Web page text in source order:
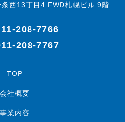
西13丁目4 FWD札幌ビル 9階
208-7766
208-7767
TOP
会社概要
事業内容